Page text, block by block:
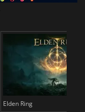
Elden Ring